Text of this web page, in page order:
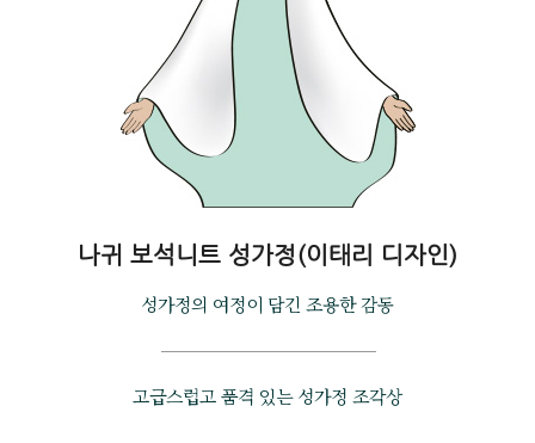
나귀 보석니트 성가정(이태리 디자인)
성가정의 여정이 담긴 조용한 감동
고급스럽고 품격 있는 성가정 조각상